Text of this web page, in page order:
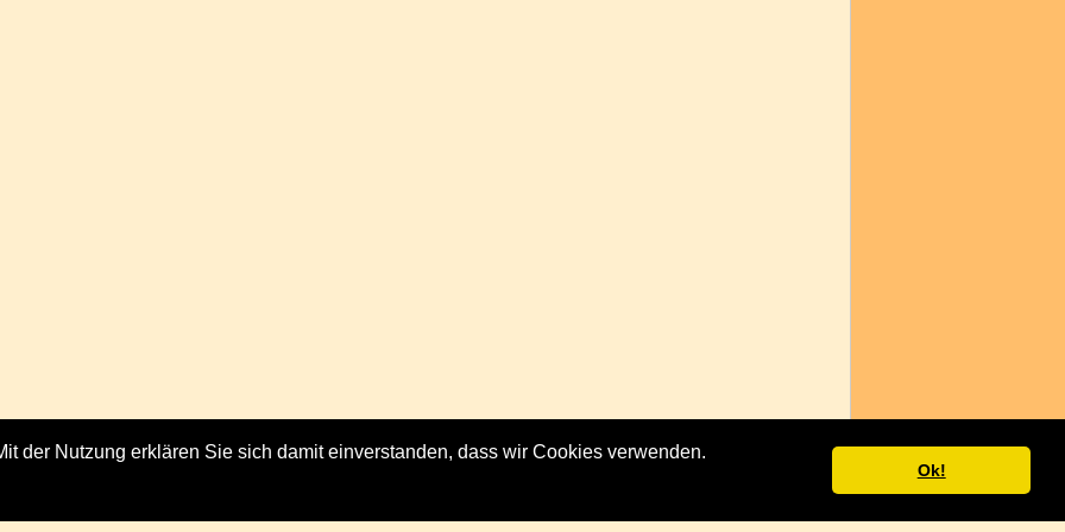
der Nutzung erklären Sie sich damit einverstanden, dass wir Cookies verwenden.
Ok!